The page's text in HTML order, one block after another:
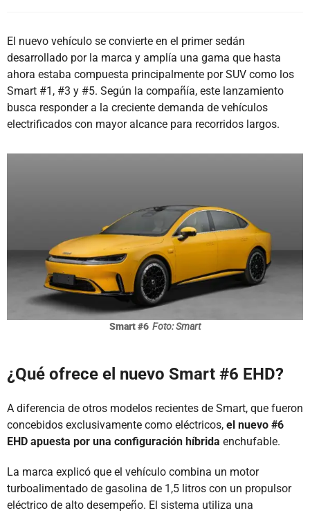
El nuevo vehículo se convierte en el primer sedán
desarrollado por la marca y amplía una gama que hasta
ahora estaba compuesta principalmente por SUV como los
Smart #1, #3 y #5. Según la compañía, este lanzamiento
busca responder a la creciente demanda de vehículos
electrificados con mayor alcance para recorridos largos.
Smart #6 Foto: Smart
¿Qué ofrece el nuevo Smart #6 EHD?
A diferencia de otros modelos recientes de Smart, que fueron
concebidos exclusivamente como eléctricos, el nuevo #6
EHD apuesta por una configuración híbrida enchufable.
La marca explicó que el vehículo combina un motor
turboalimentado de gasolina de 1,5 litros con un propulsor
eléctrico de alto desempeño. El sistema utiliza una